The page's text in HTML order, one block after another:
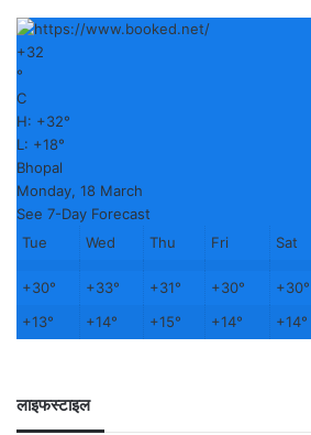
+32
°
C
H: +32°
L: +18°
Bhopal
Monday, 18 March
See 7-Day Forecast
Tue
Wed Thu Fri Sat
+30° +33° +31° +30° +30°
+13° +14° +15° +14° +14°
लाइफस्टाइल